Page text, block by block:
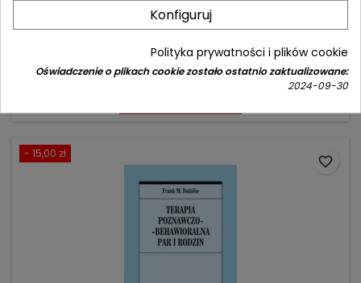
Autor: Frank Dattilio
(0)
Cena
21,90 złCena
23,00 zł
- 15,00 zł
favorite_border
Konfiguruj
Polityka prywatności i plików cookie
Oświadczenie o plikach cookie zostało ostatnio zaktualizowane:
2024-09-30